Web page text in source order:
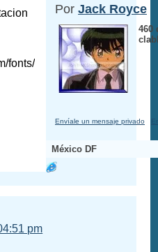
fonts/
Por Jack Royce
460
Envíale un mensaje privado
México DF
pm